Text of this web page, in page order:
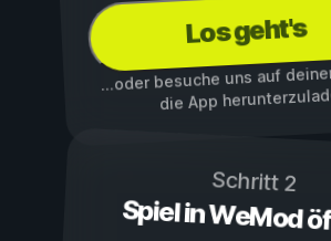
Los geht's
...oder besuche uns auf
die App
Schritt 2
Spiel in WeMod